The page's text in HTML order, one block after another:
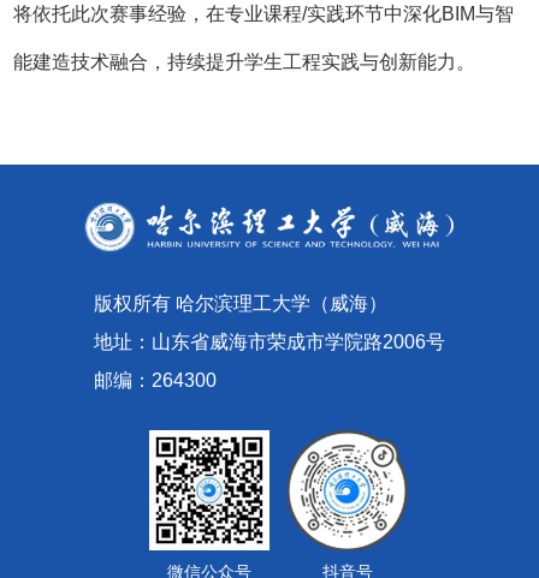
将依托此次赛事经验，在专业课程/实践环节中深化BIM与智
能建造技术融合，持续提升学生工程实践与创新能力。
版权所有 哈尔滨理工大学（威海）
地址：山东省威海市荣成市学院路2006号
邮编：264300
微信公众号 抖音号